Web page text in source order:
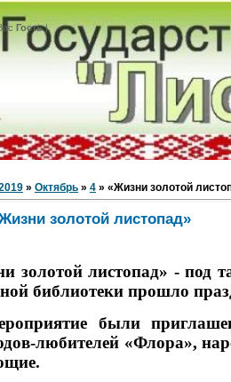
Гость|
» Октябрь » 4 » «Жизни золотой
золотой листопад»
золотой листопад» - под
библиотеки прошло
были
любителей «Флора»,